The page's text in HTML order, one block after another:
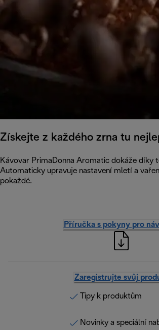
Získejte z každého zrna tu
Kávovar PrimaDonna Aromatic dokáže díky
Automaticky upravuje nastavení mletí a
pokaždé.
Příručka s pokyny pro
Zaregistrujte svůj
Tipy k produktům
Novinky a speciální